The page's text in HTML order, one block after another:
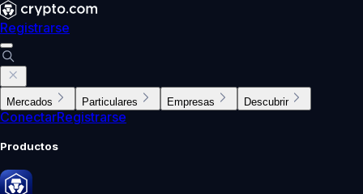
Registrarse
Mercados Particulares Empresas Descubrir
ConectarRegistrarse
Productos